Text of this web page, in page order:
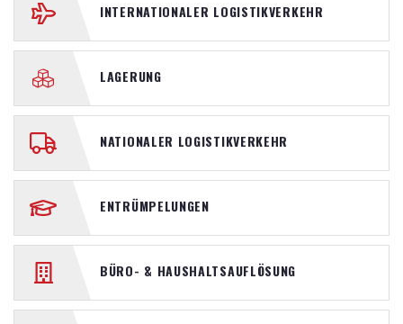
INTERNATIONALER LOGISTIKVERKEHR
LAGERUNG
NATIONALER LOGISTIKVERKEHR
ENTRÜMPELUNGEN
BÜRO- & HAUSHALTSAUFLÖSUNG